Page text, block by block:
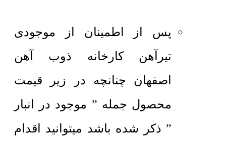
پس از اطمینان از موجودی
تیرآهن کارخانه ذوب آهن
اصفهان چنانچه در زیر قیمت
محصول جمله ” موجود در انبار
” ذکر شده باشد میتوانید اقدام